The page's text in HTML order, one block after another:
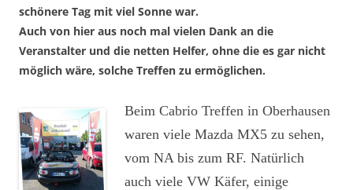
schönere Tag mit viel Sonne war.
Auch von hier aus noch mal vielen Dank an die
Veranstalter und die netten Helfer, ohne die es gar nicht
möglich wäre, solche Treffen zu ermöglichen.
Beim Cabrio Treffen in Oberhausen
waren viele Mazda MX5 zu sehen,
vom NA bis zum RF. Natürlich
auch viele VW Käfer, einige